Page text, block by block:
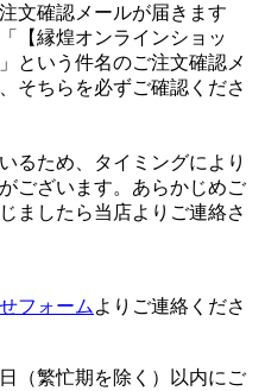
文確認メールが届きます
【縁煌オンラインショッ
という件名のご注文確認メ
そちらを必ずご確認くださ
るため、タイミングにより
ございます。あらかじめご
ましたら当店よりご連絡さ
フォームよりご連絡くださ
（繁忙期を除く）以内にご